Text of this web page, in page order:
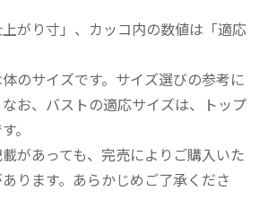
がり寸」、カッコ内の数値は「適応
のサイズです。サイズ選びの参考に
お、バストの適応サイズは、トップ
。
があっても、完売によりご購入いた
ります。あらかじめご了承くださ